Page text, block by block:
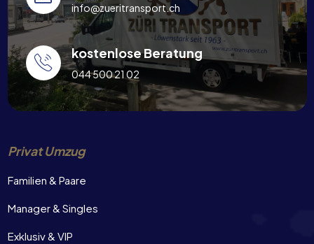
info@zueritransport.ch
kostenlose Beratung
044 500 21 02
Privat Umzug
Familien & Paare
Manager & Singles
Exklusiv & VIP